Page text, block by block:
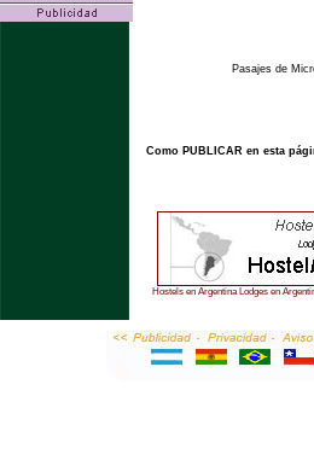
Pasajes de
Como PUBLICAR en esta
Hostels en Argentina Lodges en